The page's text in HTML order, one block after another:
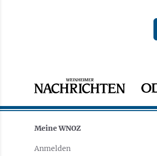
Meine WNOZ
Anmelden